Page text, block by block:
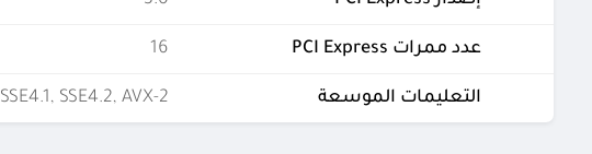
عدد ممرات PCI Express 16
التعليمات الموسعة SSE4.1, SSE4.2, AVX-2